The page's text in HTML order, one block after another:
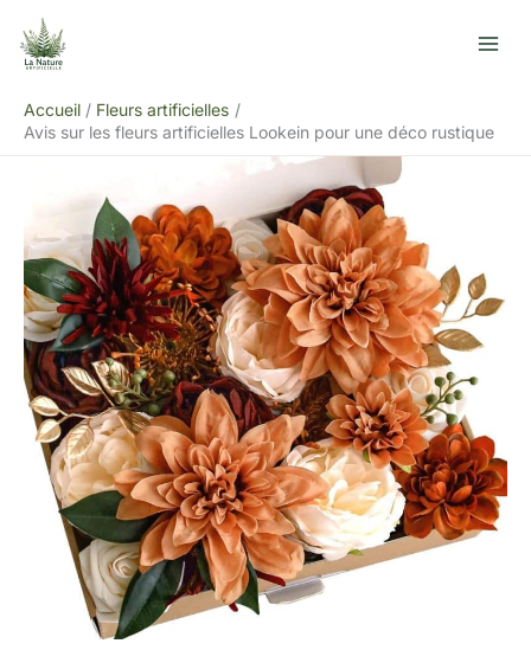
contenu
Accueil
Fleurs artificielles
Avis sur les fleurs artificielles Lookein pour une déco rustique
e
h
h
e
r